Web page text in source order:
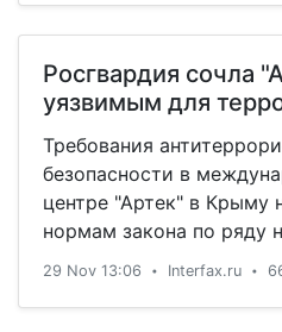
Росгвардия сочла
уязвимым для
Требования
безопасности в
центре "Артек" в Крыму
нормам закона по ряду
командующий Южным
29 Nov 13:06 • Interfax.ru •